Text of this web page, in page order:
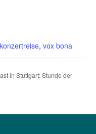
konzertreise, vox bona
in Stuttgart: Stunde der